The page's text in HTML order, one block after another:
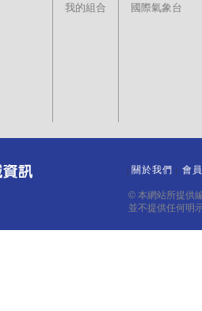
我的組合
國際氣象台
關於我們 會
© 本網站所提供
並不提供任何明